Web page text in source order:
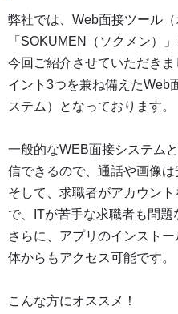
弊社では、 Web面接ツール（
「SOKUMEN（ソクメン）」
今回ご紹介させていただき
イント3つを兼ね備えたWeb
ステム）となっております。
一般的なWEB面接システム
信できるので、通話や画像は
そして、求職者がアカウン
で、ITが苦手な求職者も問題
さらに、アプリのインスト
体からもアクセス可能です。
こんな方にオススメ ！